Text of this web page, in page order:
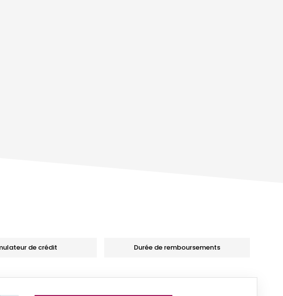
de crédit Durée de remboursements